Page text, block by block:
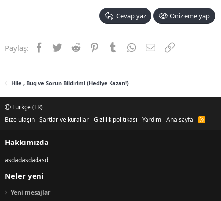
Cevap yaz Önizleme yap
Paylaş: Facebook
TwitterReddit PinterestTumblrWhatsApp
E-postaLink
Hile , Bug ve Sorun Bildirimi (Hediye Kazan!)
Türkçe (TR)
Bize ulaşın Şartlar ve kurallar Gizlilik politikası Yardım Ana sayfa
R
S
Hakkımızda
asdadasdadasd
Neler yeni
Yeni mesajlar